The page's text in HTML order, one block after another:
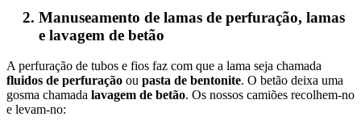
Manuseamento de lamas de perfuração, lamas
e lavagem de betão
A perfuração de tubos e fios faz com que a lama seja chamada
fluidos de perfuração ou pasta de bentonite. O betão deixa uma
gosma chamada lavagem de betão. Os nossos camiões recolhem-no
e levam-no: